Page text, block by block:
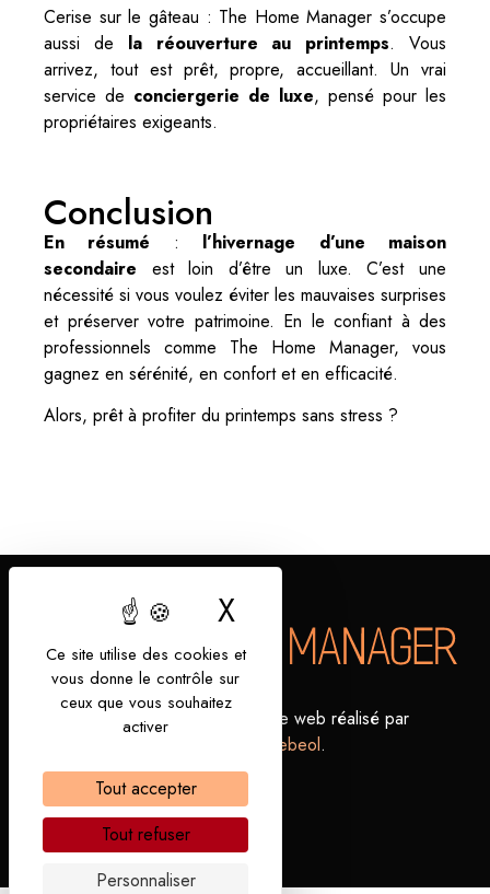
Ce site utilise des cookies et
vous donne le contrôle sur
ceux que vous souhaitez
activer
Tout accepter
Tout refuser
Personnaliser
X
Cerise sur le gâteau : The Home Manager s’occupe
aussi de la réouverture au printemps. Vous
arrivez, tout est prêt, propre, accueillant. Un vrai
service de conciergerie de luxe, pensé pour les
propriétaires exigeants.
Conclusion
En résumé : l’hivernage d’une maison
secondaire est loin d’être un luxe. C’est une
nécessité si vous voulez éviter les mauvaises surprises
et préserver votre patrimoine. En le confiant à des
professionnels comme The Home Manager, vous
gagnez en sérénité, en confort et en efficacité.
Alors, prêt à profiter du printemps sans stress ?
Politiques
Mentions
légales
Site web réalisé par
Webeol.